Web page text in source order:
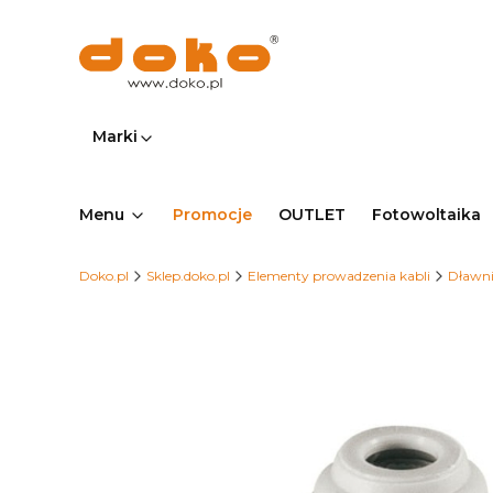
Marki
Menu Promocje OUTLET Fotowoltaika
Doko.pl Sklep.doko.pl Elementy prowadzenia kabli